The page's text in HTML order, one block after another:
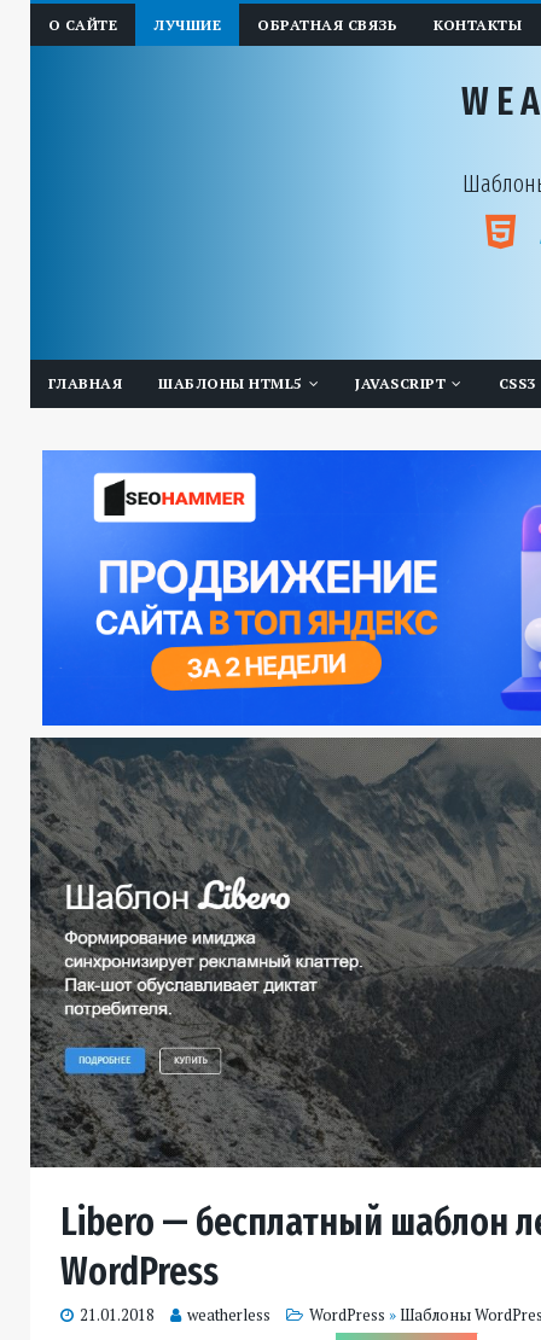
О САЙТЕ ЛУЧШИЕ ОБРАТНАЯ СВЯЗЬ КОНТАКТЫ
ГЛАВНАЯ ШАБЛОНЫ HTML5 JAVASCRIPT CSS3
Libero — бесплатный шаблон
WordPress
21.01.2018 weatherless WordPress » Шаблоны